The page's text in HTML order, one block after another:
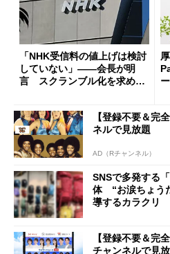
「NHK受信料の値上げは検討
していない」――会長が明
言 スクランブル化を求める
【登録不要＆完
ネルで見放題
AD（Rチャンネル）
SNSで多発する
体 “お涙ちょう
導するカラクリ
【登録不要＆完
チャンネルで見